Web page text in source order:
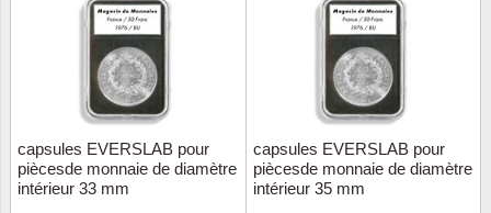
capsules EVERSLAB pour
piècesde monnaie de diamètre
intérieur 33 mm
capsules EVERSLAB pour
piècesde monnaie de diamètre
intérieur 35 mm
Etats-